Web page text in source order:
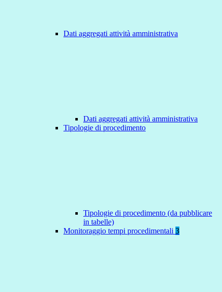
Dati aggregati attività amministrativa
Dati aggregati attività amministrativa
Tipologie di procedimento
Tipologie di procedimento (da pubblicare
in tabelle)
Monitoraggio tempi procedimentali 3